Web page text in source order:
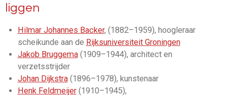
liggen
Hilmar Johannes Backer, (1882–1959), hoogleraar
scheikunde aan de Rijksuniversiteit Groningen
Jakob Bruggema (1909–1944), architect en
verzetsstrijder
Johan Dijkstra (1896–1978), kunstenaar
Henk Feldmeijer (1910–1945),